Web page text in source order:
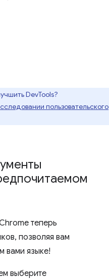
DevTools?
пользовательского
теперь
позволяя вам
вами языке!
выберите